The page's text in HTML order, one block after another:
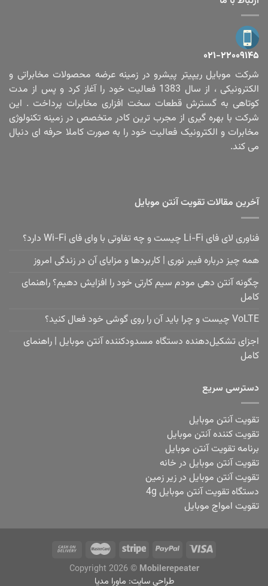
۰۲۱-۲۲۰۰۹۱۴۵
شرکت موبایل ریپیتر پیشرو در زمینه عرضه محصولات مخابراتی و
الکترونیکی ، از سال 1383 فعالیت خود را آغاز کرد و پس از مدت
کوتاهی به گسترش قطعات سخت افزاری مخابرات پرداخت . این
شرکت با بهره گیری از مجرب ترین کادر متخصص در زمینه تکنولوژی
مخابرات و الکترونیک فعالیت خود را به صورت کاملا حرفه ای دنبال
می کند.
آخرین مقالات تقویت آنتن موبایل
فناوری لای فای Li-Fi چیست و چه تفاوتی با وای فای Wi-Fi دارد؟
همه چیز درباره فیبر نوری | کاربردها و مزایای آن در زندگی امروز
چگونه آنتن دهی مودم سیم کارتی خود را افزایش دهیم؟ راهنمای
کامل
VoLTE چیست و چرا باید آن را روی گوشی خود فعال کنید؟
اجزای تشکیل‌دهنده دستگاه مسدودکننده آنتن موبایل | راهنمای
کامل
دسترسی سریع
تقویت آنتن موبایل
تقویت کننده آنتن موبایل
برنامه تقویت آنتن موبایل
تقویت آنتن موبایل در خانه
تقویت آنتن موبایل در زیر زمین
دستگاه تقویت آنتن موبایل 4g
تقویت امواج موبایل
Copyright 2026 © Mobilerepeater
طراحی سایت: ماورا مدیا